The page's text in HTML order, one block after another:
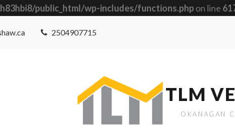
public_html/wp-includes/functions.phpon line
2504907715
TLM
OKANAGAN